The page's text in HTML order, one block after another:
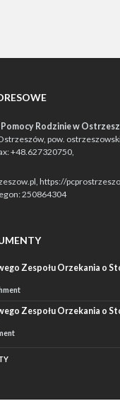
Rodzinie w
pow.
+48.627320750,
https://
250864304
Zespołu Orzekania o
Zespołu Orzekania o